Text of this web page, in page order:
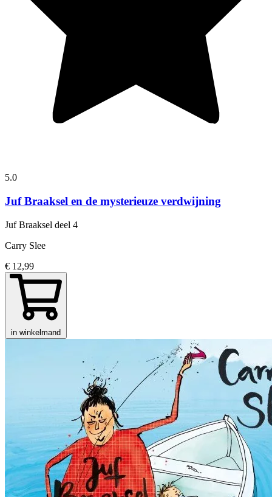
5.0
Juf Braaksel en de mysterieuze verdwijning
Juf Braaksel deel 4
Carry Slee
€ 12,99
in winkelmand